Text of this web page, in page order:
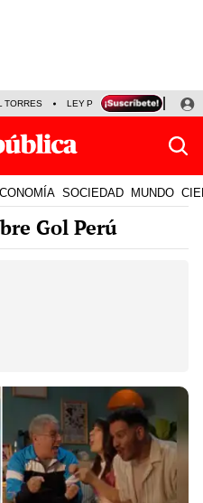
TORRES LEY PULPÍN PRECIO DEL
SOCIEDAD MUNDO
Gol Perú